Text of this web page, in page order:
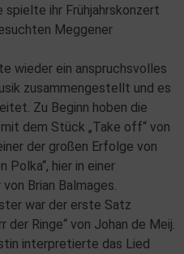
spielte ihr Frühjahrskonzert
Meggener
wieder ein anspruchsvolles
zusammengestellt und es
Zu Beginn hoben die
dem Stück „Take off“ von
der großen Erfolge von
Polka“, hier in einer
Brian Balmages.
war der erste Satz
der Ringe“ von Johan de Meij.
interpretierte das Lied